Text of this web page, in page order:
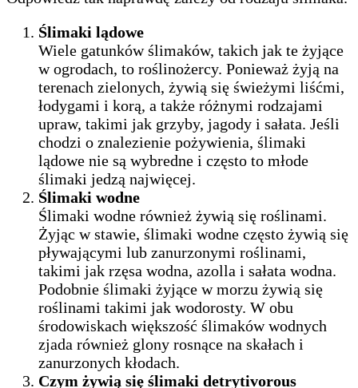
Ślimaki lądowe
Wiele gatunków ślimaków, takich jak te żyjące
w ogrodach, to roślinożercy. Ponieważ żyją na
terenach zielonych, żywią się świeżymi liśćmi,
łodygami i korą, a także różnymi rodzajami
upraw, takimi jak grzyby, jagody i sałata. Jeśli
chodzi o znalezienie pożywienia, ślimaki
lądowe nie są wybredne i często to młode
ślimaki jedzą najwięcej.
Ślimaki wodne
Ślimaki wodne również żywią się roślinami.
Żyjąc w stawie, ślimaki wodne często żywią się
pływającymi lub zanurzonymi roślinami,
takimi jak rzęsa wodna, azolla i sałata wodna.
Podobnie ślimaki żyjące w morzu żywią się
roślinami takimi jak wodorosty. W obu
środowiskach większość ślimaków wodnych
zjada również glony rosnące na skałach i
zanurzonych kłodach.
Czym żywią się ślimaki detrytivorous